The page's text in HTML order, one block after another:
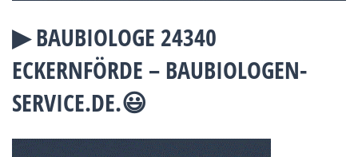
▶︎ BAUBIOLOGE 24340
ECKERNFÖRDE – BAUBIOLOGEN-
SERVICE.DE.😃